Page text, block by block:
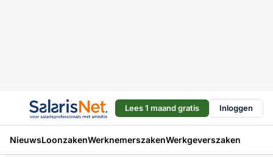
Lees 1 maand gratis Inloggen
NieuwsLoonzakenWerknemerszakenWerkgeverszaken